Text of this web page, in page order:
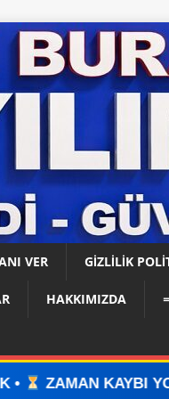
VER GIZLILIK
HAKKIMIZDA
YOK • İLAN